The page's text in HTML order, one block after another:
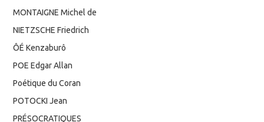
MONTAIGNE Michel de
NIETZSCHE Friedrich
ÔÉ Kenzaburô
POE Edgar Allan
Poétique du Coran
POTOCKI Jean
PRÉSOCRATIQUES